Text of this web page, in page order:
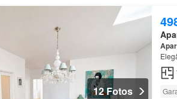
12 Fotos